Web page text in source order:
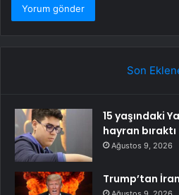
Son
15 yaşındaki
hayran bıraktı
Ağustos 9, 2026
Trump’tan